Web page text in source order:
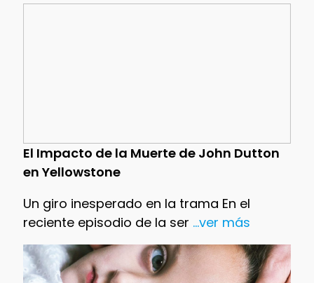
El Impacto de la Muerte de John Dutton
en Yellowstone
Un giro inesperado en la trama En el
reciente episodio de la ser ...ver más